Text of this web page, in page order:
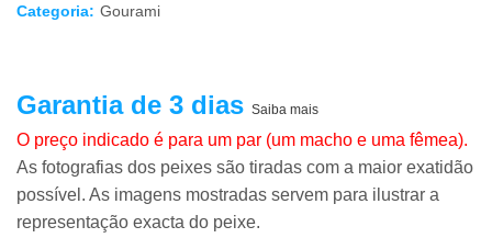
Categoria: Gourami
Garantia de 3 dias Saiba mais
O preço indicado é para um par (um macho e uma fêmea).
As fotografias dos peixes são tiradas com a maior exatidão
possível. As imagens mostradas servem para ilustrar a
representação exacta do peixe.